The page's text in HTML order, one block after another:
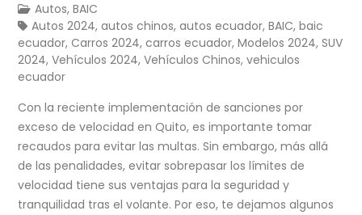
Autos,BAIC
Autos 2024,autos chinos,autos ecuador,BAIC,baic
ecuador,Carros 2024,carros ecuador,Modelos 2024,SUV
2024,Vehículos 2024,Vehículos Chinos,vehiculos
ecuador
Con la reciente implementación de sanciones por
exceso de velocidad en Quito, es importante tomar
recaudos para evitar las multas. Sin embargo, más allá
de las penalidades, evitar sobrepasar los límites de
velocidad tiene sus ventajas para la seguridad y
tranquilidad tras el volante. Por eso, te dejamos algunos